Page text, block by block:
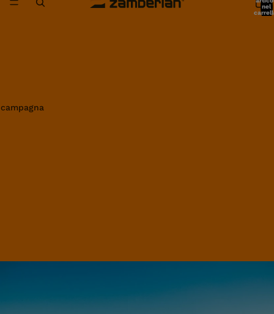
nel